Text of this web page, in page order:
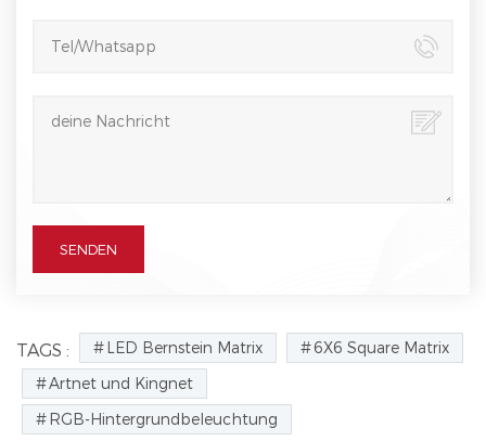
TAGS : LED Bernstein Matrix
6X6 Square Matrix
Artnet und Kingnet
RGB-Hintergrundbeleuchtung